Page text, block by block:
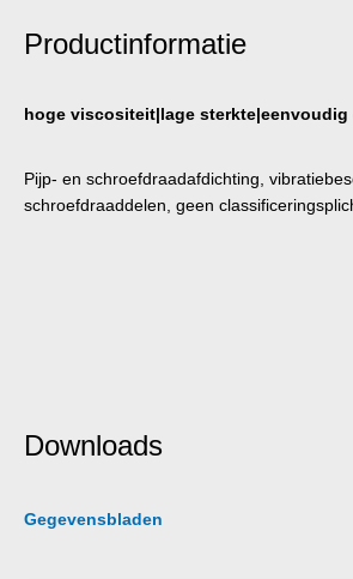
Productinformatie
hoge viscositeit|lage sterkte|eenvoudig
Pijp- en schroefdraadafdichting,
schroefdraaddelen, geen
Downloads
Gegevensbladen